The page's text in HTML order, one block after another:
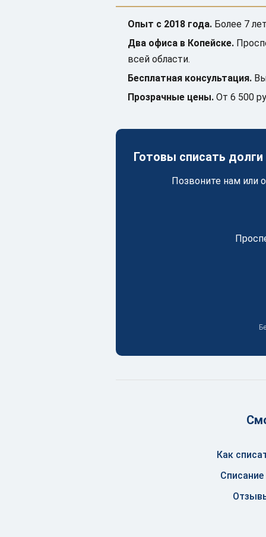
Опыт с 2018 года. Более 7
Два офиса в Копейске.
всей области.
Бесплатная консультация.
Прозрачные цены. От 6 500
Готовы списать
Позвоните нам или
Как